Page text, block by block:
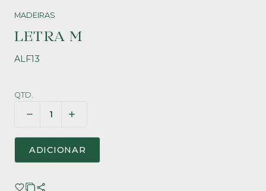
MADEIRAS
LETRA M
ALF13
QTD.
ADICIONAR